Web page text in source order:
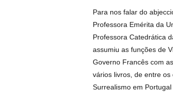
Para nos falar do
Professora Emérita da
Professora Catedrática
assumiu as funções de
Governo Francês com
vários livros, de entre
Surrealismo em